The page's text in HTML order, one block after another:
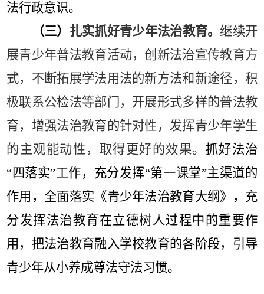
法行政意识。
（三） 扎实抓好青少年法治教育。 继续开
展青少年普法教育活动，创新法治宣传教育方
式，不断拓展学法用法的新方法和新途径，积
极联系公检法等部门，开展形式多样的普法教
育，增强法治教育的针对性，发挥青少年学生
的主观能动性，取得更好的效果。 抓好法治
“四落实”工作，充分发挥“第一课堂”主渠道的
作用，全面落实《青少年法治教育大纲》，充
分发挥法治教育在立德树人过程中的重要作
用，把法治教育融入学校教育的各阶段，引导
青少年从小养成尊法守法习惯。